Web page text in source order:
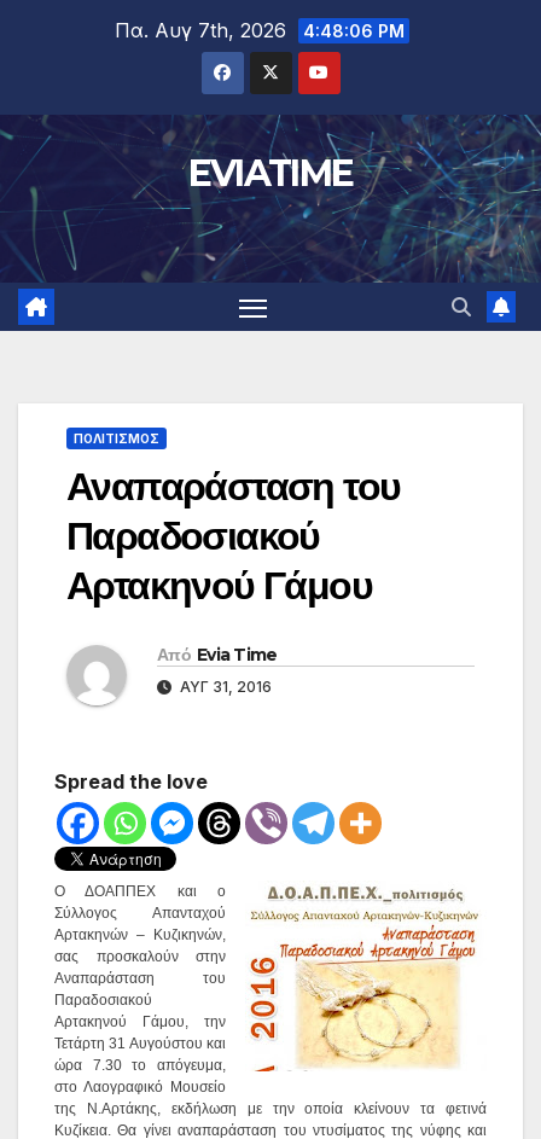
Πα. Αυγ 7th, 2026 4:48:06 PM
EVIATIME
ΠΟΛΙΤΙΣΜΟΣ
Αναπαράσταση του
Παραδοσιακού
Αρτακηνού Γάμου
Από Evia Time
ΑΥΓ 31, 2016
Spread the love
Ο ΔΟΑΠΠΕΧ και ο
Σύλλογος Απανταχού
Αρτακηνών – Κυζικηνών,
σας προσκαλούν στην
Αναπαράσταση του
Παραδοσιακού
Αρτακηνού Γάμου, την
Τετάρτη 31 Αυγούστου και
ώρα 7.30 το απόγευμα,
στο Λαογραφικό Μουσείο
της Ν.Αρτάκης, εκδήλωση με την οποία κλείνουν τα φετινά
Κυζίκεια. Θα γίνει αναπαράσταση του ντυσίματος της νύφης και